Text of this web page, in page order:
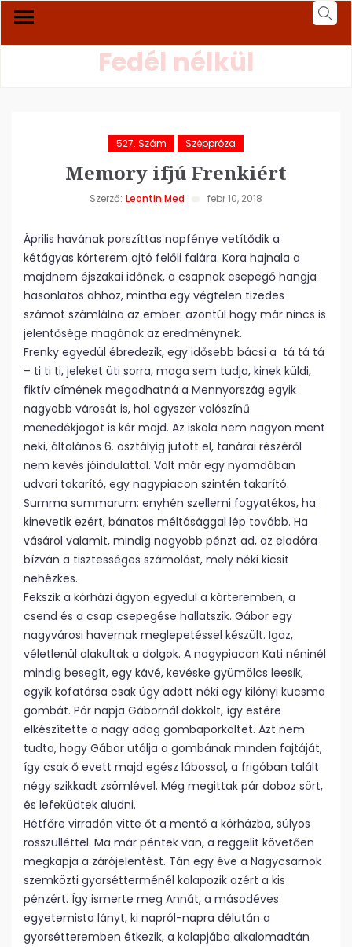
Fedél nélkül
527. Szám Széppróza
Memory ifjú Frenkiért
Szerző: Leontin Med febr 10, 2018
Április havának porszíttas napfénye vetítődik a
kétágyas kórterem ajtó felőli falára. Kora hajnala a
majdnem éjszakai időnek, a csapnak csepegő hangja
hasonlatos ahhoz, mintha egy végtelen tizedes
számot számlálna az ember: azontúl hogy már nincs is
jelentősége magának az eredménynek.
Frenky egyedül ébredezik, egy idősebb bácsi a tá tá tá
– ti ti ti, jeleket üti sorra, maga sem tudja, kinek küldi,
fiktív címének megadhatná a Mennyország egyik
nagyobb városát is, hol egyszer valószínű
menedékjogot is kér majd. Az iskola nem nagyon ment
neki, általános 6. osztályig jutott el, tanárai részéről
nem kevés jóindulattal. Volt már egy nyomdában
udvari takarító, egy nagypiacon szintén takarító.
Summa summarum: enyhén szellemi fogyatékos, ha
kinevetik ezért, bánatos méltósággal lép tovább. Ha
vásárol valamit, mindig nagyobb pénzt ad, az eladóra
bízván a tisztességes számolást, mely néki kicsit
nehézkes.
Fekszik a kórházi ágyon egyedül a kórteremben, a
csend és a csap csepegése hallatszik. Gábor egy
nagyvárosi havernak meglepetéssel készült. Igaz,
véletlenül alakultak a dolgok. A nagypiacon Kati néninél
mindig besegít, egy kávé, kevéske gyümölcs leesik,
egyik kofatársa csak úgy adott néki egy kilónyi kucsma
gombát. Pár napja Gábornál dokkolt, így estére
elkészítette a nagy adag gombapörköltet. Azt nem
tudta, hogy Gábor utálja a gombának minden fajtáját,
így csak ő evett majd egész lábossal, a frigóban talált
négy szikkadt zsömlével. Még megittak pár doboz sört,
és lefeküdtek aludni.
Hétfőre virradón vitte őt a mentő a kórházba, súlyos
rosszulléttel. Ma már péntek van, a reggelit követően
megkapja a zárójelentést. Tán egy éve a Nagycsarnok
szemközti gyorsétterménél kalapozik azért a kis
pénzért. Így ismerte meg Annát, a másodéves
egyetemista lányt, ki napról-napra délután a
gyorsétteremben étkezik, a kalapjába alkalomadtán